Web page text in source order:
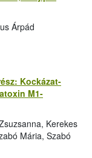
Árpád
Kockázat-
M1-
Kerekes
Mária, Szabó